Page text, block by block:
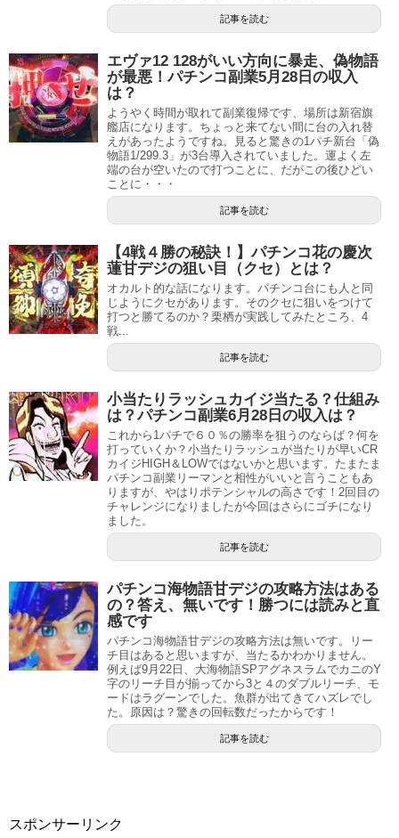
記事を読む
エヴァ12 128がいい方向に暴走、偽物語
が最悪！パチンコ副業5月28日の収入
は？
ようやく時間が取れて副業復帰です、場所は新宿旗
艦店になります。ちょっと来てない間に台の入れ替
えがあったようですね。見ると驚きの1パチ新台「偽
物語1/299.3」が3台導入されていました。運よく左
端の台が空いたので打つことに、だがこの後ひどい
ことに・・・
記事を読む
【4戦４勝の秘訣！】パチンコ花の慶次
蓮甘デジの狙い目（クセ）とは？
オカルト的な話になります。パチンコ台にも人と同
じようにクセがあります。そのクセに狙いをつけて
打つと勝てるのか？栗栖が実践してみたところ、4
戦...
記事を読む
小当たりラッシュカイジ当たる？仕組み
は？パチンコ副業6月28日の収入は？
これから1パチで６０％の勝率を狙うのならば？何を
打っていくか？小当たりラッシュが当たりが早いCR
カイジHIGH＆LOWではないかと思います。たまたま
パチンコ副業リーマンと相性がいいと言うこともあ
りますが、やはりポテンシャルの高さです！2回目の
チャレンジになりましたが今回はさらにゴチになり
ました。
記事を読む
パチンコ海物語甘デジの攻略方法はある
の？答え、無いです！勝つには読みと直
感です
パチンコ海物語甘デジの攻略方法は無いです。リー
チ目はあると思いますが、当たるかわかりません。
例えば9月22日、大海物語SPアグネスラムでカニのY
字のリーチ目が揃ってから3と４のダブルリーチ、モ
ードはラグーンでした。魚群が出てきてハズレでし
た。原因は？驚きの回転数だったからです！
記事を読む
スポンサーリンク